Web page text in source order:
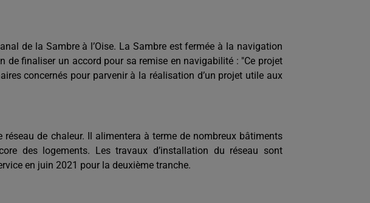
de la Sambre à l’Oise. La Sambre est fermée à la navigation
de finaliser un accord pour sa remise en navigabilité : "Ce projet
concernés pour parvenir à la réalisation d’un projet utile aux
de chaleur. Il alimentera à terme de nombreux bâtiments
des logements. Les travaux d’installation du réseau sont
en juin 2021 pour la deuxième tranche.